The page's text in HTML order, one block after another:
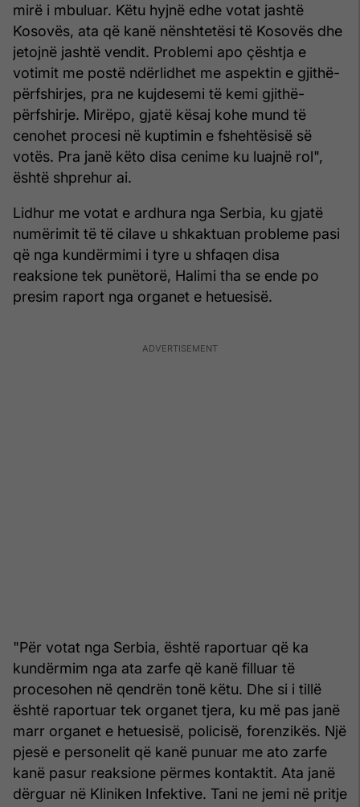
mirë i mbuluar. Këtu hyjnë edhe votat jashtë
Kosovës, ata që kanë nënshtetësi të Kosovës dhe
jetojnë jashtë vendit. Problemi apo çështja e
votimit me postë ndërlidhet me aspektin e gjithë-
përfshirjes, pra ne kujdesemi të kemi gjithë-
përfshirje. Mirëpo, gjatë kësaj kohe mund të
cenohet procesi në kuptimin e fshehtësisë së
votës. Pra janë këto disa cenime ku luajnë rol",
është shprehur ai.
Lidhur me votat e ardhura nga Serbia, ku gjatë
numërimit të të cilave u shkaktuan probleme pasi
që nga kundërmimi i tyre u shfaqen disa
reaksione tek punëtorë, Halimi tha se ende po
presim raport nga organet e hetuesisë.
"Për votat nga Serbia, është raportuar që ka
kundërmim nga ata zarfe që kanë filluar të
procesohen në qendrën tonë këtu. Dhe si i tillë
është raportuar tek organet tjera, ku më pas janë
marr organet e hetuesisë, policisë, forenzikës. Një
pjesë e personelit që kanë punuar me ato zarfe
kanë pasur reaksione përmes kontaktit. Ata janë
dërguar në Kliniken Infektive. Tani ne jemi në pritje